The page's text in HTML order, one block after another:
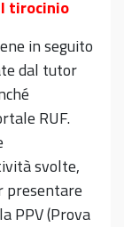
tirocinio
in seguito
dal tutor
RUF.
svolte,
presentare
PPV (Prova